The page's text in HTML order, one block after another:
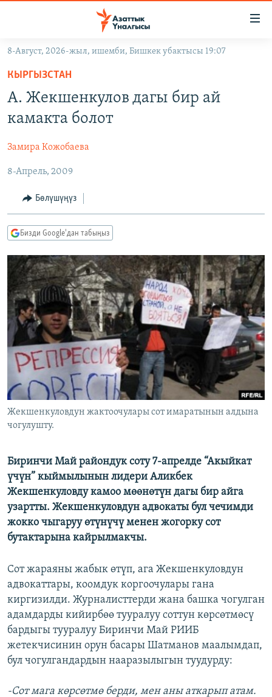
Навигацияга
өтүңүз
Издөөгө
салыңыз
ЭКОНОМИКА
МАДАНИЯТ
БОРБОР АЗИЯ
АТАЙЫН ИЛИКТӨӨ
ТВ ПРОГРАММАЛАР
БҮГҮН АЗАТТЫКТА
БИЗ ЖАНА ДҮЙНӨ
ДАНИСТЕ
ЭЖЕ-СИҢДИЛЕР
АЗАТТЫК+
ЫҢГАЙСЫЗ СУРООЛОР
ПОДКАСТ
ӨЗГӨЧӨ ПИКИР
ОНЛАЙН ШЕРИНЕ
ЭЕ/АРнун бардык сайттары
8-Август, 2026-жыл, ишемби, Бишкек убактысы 19:07
КЫРГЫЗСТАН
А. Жекшенкулов дагы бир ай
камакта болот
Замира Кожобаева
8-Апрель, 2009
Бөлүшүңүз
Бизди Google'дан табыңыз
Жекшенкуловдун жактоочулары сот имаратынын алдына
чогулушту.
Биринчи Май райондук соту 7-апрелде “Акыйкат
үчүн” кыймылынын лидери Аликбек
Жекшенкуловду камоо мөөнөтүн дагы бир айга
узартты. Жекшенкуловдун адвокаты бул чечимди
жокко чыгаруу өтүнүчү менен жогорку сот
бутактарына кайрылмакчы.
Сот жараяны жабык өтүп, ага Жекшенкуловдун
адвокаттары, коомдук коргоочулары гана
киргизилди. Журналисттерди жана башка чогулган
адамдарды кийирбөө тууралуу соттун көрсөтмөсү
бардыгы тууралуу Биринчи Май РИИБ
жетекчисинин орун басары Шатманов маалымдап,
бул чогулгандардын нааразылыгын туудурду:
-Сот мага көрсөтмө берди, мен аны аткарып атам.